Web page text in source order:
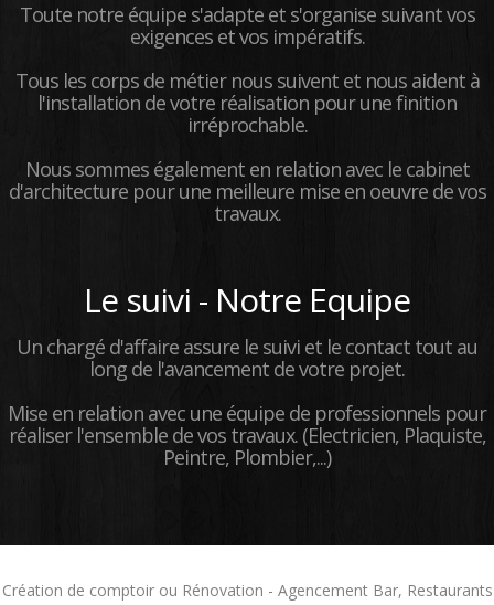
Toute notre équipe s'adapte et s'organise suivant vos
exigences et vos impératifs.
Tous les corps de métier nous suivent et nous aident à
l'installation de votre réalisation pour une finition
irréprochable.
Nous sommes également en relation avec le cabinet
d'architecture pour une meilleure mise en oeuvre de vos
travaux.
Le suivi - Notre Equipe
Un chargé d'affaire assure le suivi et le contact tout au
long de l'avancement de votre projet.
Mise en relation avec une équipe de professionnels pour
réaliser l'ensemble de vos travaux. (Electricien, Plaquiste,
Peintre, Plombier,...)
Création de comptoir ou Rénovation - Agencement Bar, Restaurants